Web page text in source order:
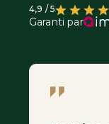
4,9 / 5
Garanti par